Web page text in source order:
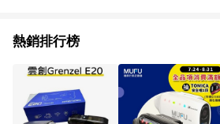
LINE購物訂單紀錄已呈現：「非本次前往蝦皮
合回饋資格」，則不受理此案件。 [注意事項] 1.如導購途中用戶
由網頁版(電腦版/手機版網頁)切換為 App 會
進行 LINE POINTS 回饋 2.若購買過程中關閉蝦皮APP，則需重
新透過LINE購物前往蝦皮商城，否則無法進
饋。 / 3.如用戶先前往蝦皮商城將商品加入購物車，後續透過
熱銷排行榜